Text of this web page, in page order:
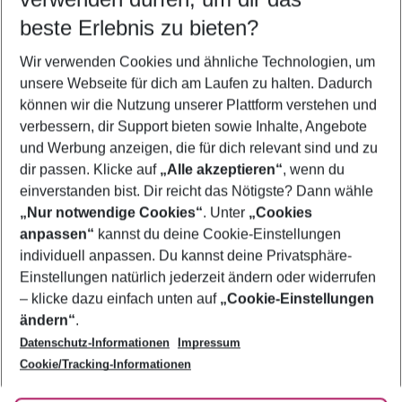
5-8 Nächte
2 Erwachsene Keine Kinder
Mehr Filter anzeigen
Footer
Footer navigation
Über uns
AGB
Bestpreisgarantie
Cookie-Einstellungen ändern
Cookie-Richtlinie
Agenturbetreuung
Barrierefreies Reisen
Folge uns
beste Erlebnis zu bieten?
Wir verwenden Cookies und ähnliche Technologien, um
unsere Webseite für dich am Laufen zu halten. Dadurch
können wir die Nutzung unserer Plattform verstehen und
verbessern, dir Support bieten sowie Inhalte, Angebote
und Werbung anzeigen, die für dich relevant sind und zu
dir passen. Klicke auf „Alle akzeptieren“, wenn du
einverstanden bist. Dir reicht das Nötigste? Dann wähle
„Nur notwendige Cookies“. Unter „Cookies
anpassen“ kannst du deine Cookie-Einstellungen
individuell anpassen. Du kannst deine Privatsphäre-
Einstellungen natürlich jederzeit ändern oder widerrufen
– klicke dazu einfach unten auf „Cookie-Einstellungen
ändern“.
Datenschutz-Informationen
Impressum
Cookie/Tracking-Informationen